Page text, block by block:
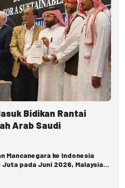
Bidikan Rantai
Arab Saudi
Mancanegara ke Indonesia
Juta pada Juni 2026, Malaysia